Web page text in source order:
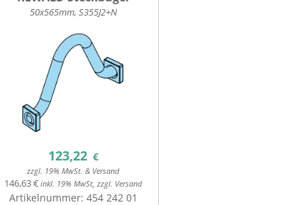
50x565mm, S355J2+N
123,22 €
zzgl. 19% MwSt. & Versand
146,63 € inkl. 19% MwSt, zzgl. Versand
Artikelnummer: 454 242 01